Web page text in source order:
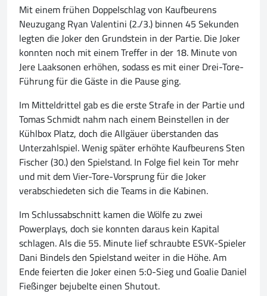
Mit einem frühen Doppelschlag von Kaufbeurens
Neuzugang Ryan Valentini (2./3.) binnen 45 Sekunden
legten die Joker den Grundstein in der Partie. Die Joker
konnten noch mit einem Treffer in der 18. Minute von
Jere Laaksonen erhöhen, sodass es mit einer Drei-Tore-
Führung für die Gäste in die Pause ging.
Im Mitteldrittel gab es die erste Strafe in der Partie und
Tomas Schmidt nahm nach einem Beinstellen in der
Kühlbox Platz, doch die Allgäuer überstanden das
Unterzahlspiel. Wenig später erhöhte Kaufbeurens Sten
Fischer (30.) den Spielstand. In Folge fiel kein Tor mehr
und mit dem Vier-Tore-Vorsprung für die Joker
verabschiedeten sich die Teams in die Kabinen.
Im Schlussabschnitt kamen die Wölfe zu zwei
Powerplays, doch sie konnten daraus kein Kapital
schlagen. Als die 55. Minute lief schraubte ESVK-Spieler
Dani Bindels den Spielstand weiter in die Höhe. Am
Ende feierten die Joker einen 5:0-Sieg und Goalie Daniel
Fießinger bejubelte einen Shutout.